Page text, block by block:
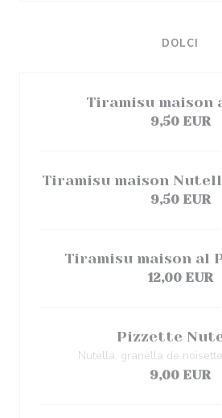
DOLCI
Tiramisu maison
9,50 EUR
Tiramisu maison
9,50 EUR
Tiramisu maison al
12,00 EUR
Pizzette
Nutella, granella de
9,00 EUR